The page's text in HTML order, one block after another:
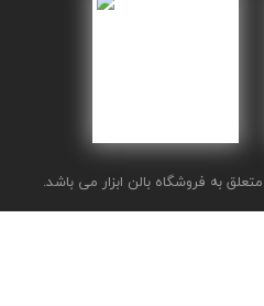
به فروشگاه بالن ابزار می باشد.